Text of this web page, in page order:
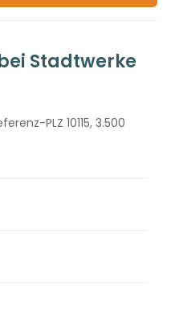
Stadtwerke
PLZ 10115, 3.500